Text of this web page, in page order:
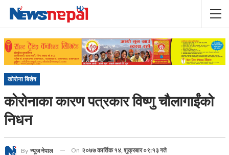
कोरोना बिशेष
कोरोनाका कारण पत्रकार विष्णु चौलागाईंको
निधन
By न्यूज नेपाल On २०७७ कार्तिक १४, शुक्रबार ०९:१३ गते